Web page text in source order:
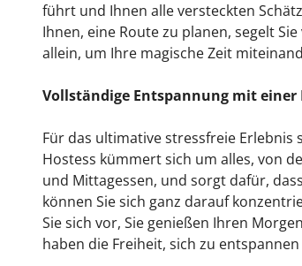
führt und Ihnen alle versteckten
Ihnen, eine Route zu planen, segelt
allein, um Ihre magische Zeit
Vollständige Entspannung mit einer
Für das ultimative stressfreie Erlebnis
Hostess kümmert sich um alles, von
und Mittagessen, und sorgt dafür,
können Sie sich ganz darauf
Sie sich vor, Sie genießen Ihren
haben die Freiheit, sich zu